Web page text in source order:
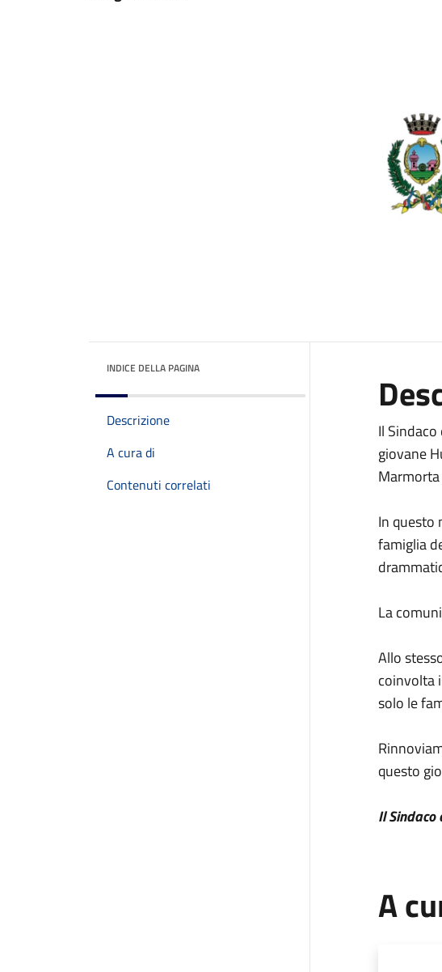
INDICE DELLA PAGINA
Descrizione
A cura di
Contenuti correlati
Il
giovane
In questo
famiglia
La
Allo
coinvolta
solo le
questo
Il Sindaco
A